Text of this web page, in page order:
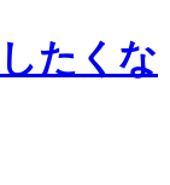
たくな